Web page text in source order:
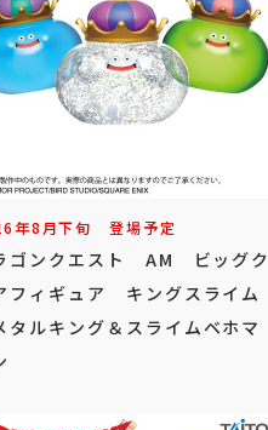
年8月下旬 登場予定
ゴンクエスト AM ビッグク
フィギュア キングスライム
タルキング＆スライムベホマ